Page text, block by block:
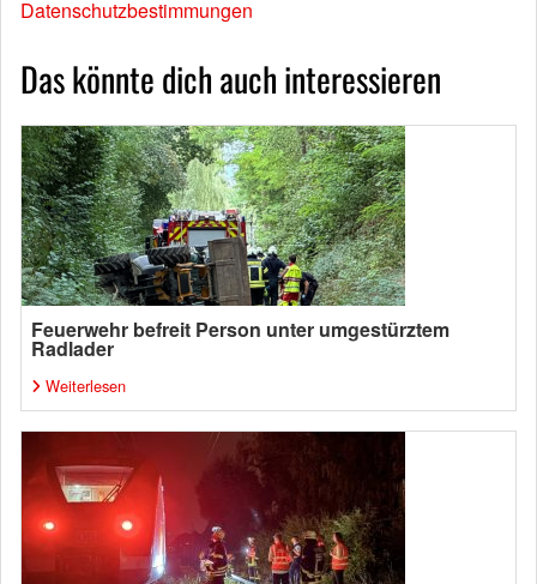
Datenschutzbestimmungen
Das könnte dich auch interessieren
Feuerwehr befreit Person unter umgestürztem
Radlader
Weiterlesen